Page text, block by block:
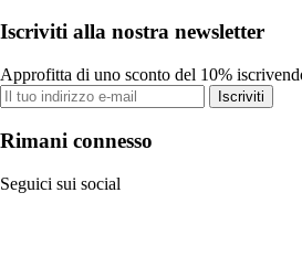
Iscriviti alla nostra newsletter
Approfitta di uno sconto del 10%
Iscriviti
Rimani connesso
Seguici sui social